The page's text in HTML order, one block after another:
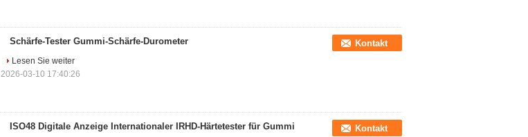
Schärfe-Tester Gummi-Schärfe-Durometer Kontakt
Lesen Sie weiter
2026-03-10 17:40:26
ISO48 Digitale Anzeige Internationaler IRHD-Härtetester für Gummi Kontakt